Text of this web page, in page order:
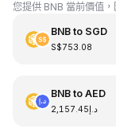
您提供 BNB 當前價值
BNBto SGD
S$753.08
BNBto AED
د.إ2,157.45